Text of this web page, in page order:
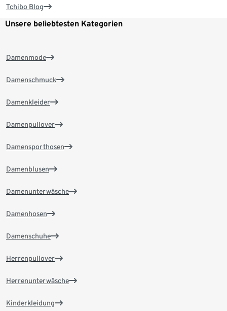
Tchibo Blog
Unsere beliebtesten Kategorien
Damenmode
Damenschmuck
Damenkleider
Damenpullover
Damensporthosen
Damenblusen
Damenunterwäsche
Damenhosen
Damenschuhe
Herrenpullover
Herrenunterwäsche
Kinderkleidung